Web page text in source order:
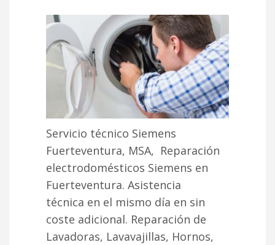
Servicio técnico Siemens
Fuerteventura, MSA, Reparación
electrodomésticos Siemens en
Fuerteventura. Asistencia
técnica en el mismo día en sin
coste adicional. Reparación de
Lavadoras, Lavavajillas, Hornos,